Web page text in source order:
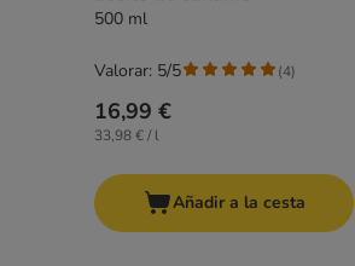
500 ml
16,99 €
33,98 € / l
Valorar: 5/5 (4)
Añadir a la cesta